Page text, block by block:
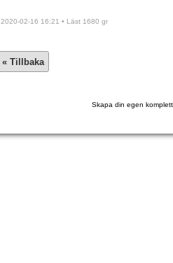
2020-02-16 16:21 • Läst 1680 gr
Skapa din egen